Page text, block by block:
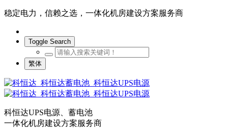
稳定电力，信赖之选，一体化机房建设方案服务商
Toggle Search
繁体
科恒达UPS电源、蓄电池
一体化机房建设方案服务商